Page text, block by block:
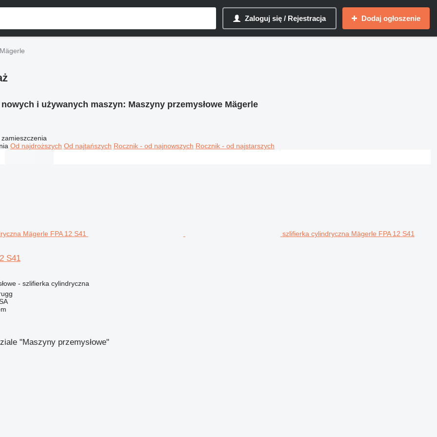
Zaloguj się / Rejestracja Dodaj ogłoszenie
nowych i używanych maszyn: Maszyny przemysłowe Mägerle
zamieszczenia
Od najdroższych Od najtańszych Rocznik - od najnowszych Rocznik - od najstarszych
szlifierka cylindryczna Mägerle FPA 12 S41
S41
- szlifierka cylindryczna
"Maszyny przemysłowe"